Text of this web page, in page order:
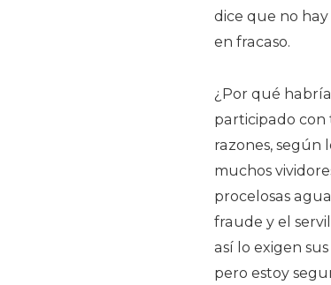
dice que no
en fracaso.
¿Por qué
participado con
razones, según
muchos
procelosas
fraude y el
así lo exigen
pero estoy